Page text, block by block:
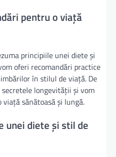
pentru o viață
principiile unei diete și
oferi recomandări practice
în stilul de viață. De
longevității și vom
sănătoasă și lungă.
unei diete și stil de